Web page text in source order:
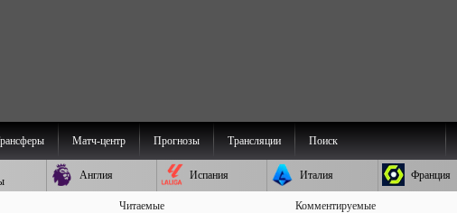
Матч-центр Прогнозы Трансляции Поиск
Англия Испания Италия Франция
Читаемые Комментируемые